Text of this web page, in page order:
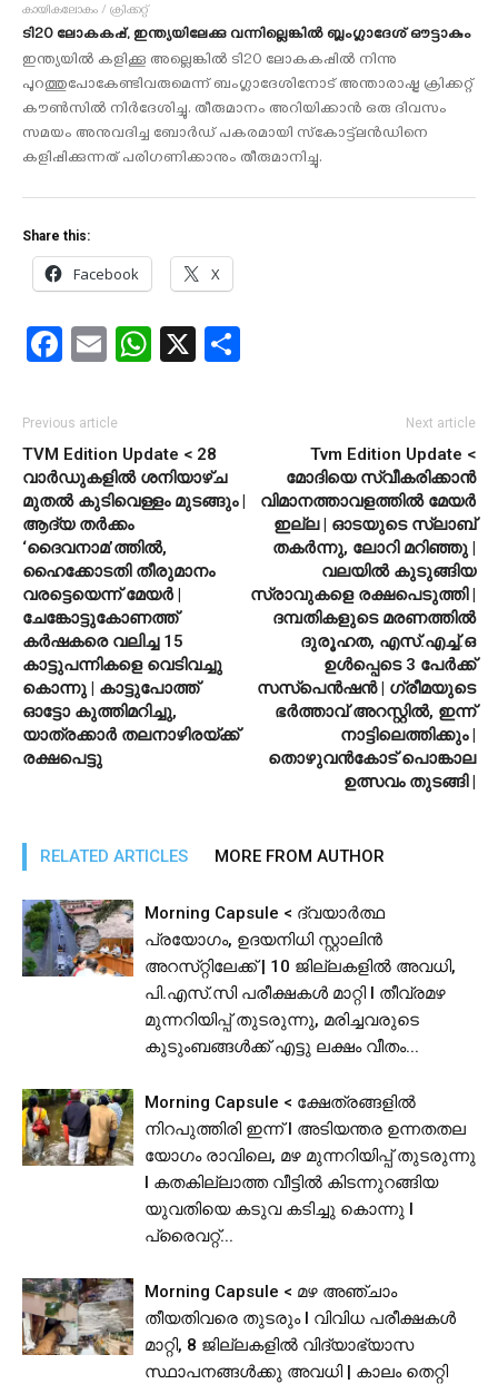
കായികലോകം / ക്രിക്കറ്റ്
ടി20 ലോകകപ്പ്, ഇന്ത്യയിലേക്കു വന്നില്ലെങ്കില്‍ ബ്ലംഗ്ലാദേശ് ഔട്ടാകും
ഇന്ത്യയില്‍ കളിക്കൂ അല്ലെങ്കില്‍ ടി20 ലോകകപ്പില്‍ നിന്നു
പുറത്തുപോകേണ്ടിവരുമെന്ന് ബംഗ്ലാദേശിനോട് അന്താരാഷ്ട്ര ക്രിക്കറ്റ്
കൗണ്‍സില്‍ നിര്‍ദേശിച്ചു. തീരുമാനം അറിയിക്കാന്‍ ഒരു ദിവസം
സമയം അനുവദിച്ച ബോര്‍ഡ് പകരമായി സ്‌കോട്ട്‌ലന്‍ഡിനെ
കളിപ്പിക്കുന്നത് പരിഗണിക്കാനും തീരുമാനിച്ചു.
Share this:
Facebook X
Facebook
EmailWhatsApp
X
Previous article
TVM Edition Update < 28
വാര്‍ഡുകളില്‍ ശനിയാഴ്ച
മുതല്‍ കുടിവെള്ളം മുടങ്ങും |
ആദ്യ തര്‍ക്കം
‘ദൈവനാമ’ത്തില്‍,
ഹൈക്കോടതി തീരുമാനം
വരട്ടെയെന്ന് മേയര്‍ |
ചേങ്കോട്ടുകോണത്ത്
കര്‍ഷകരെ വലിച്ച 15
കാട്ടുപന്നികളെ വെടിവച്ചു
കൊന്നു | കാട്ടുപോത്ത്
ഓട്ടോ കുത്തിമറിച്ചു,
യാത്രക്കാര്‍ തലനാഴിരയ്ക്ക്
രക്ഷപെട്ടു
Next article
Tvm Edition Update <
മോദിയെ സ്വീകരിക്കാന്‍
വിമാനത്താവളത്തില്‍ മേയര്‍
ഇല്ല | ഓടയുടെ സ്ലാബ്
തകര്‍ന്നു, ലോറി മറിഞ്ഞു |
വലയില്‍ കുടുങ്ങിയ
സ്രാവുകളെ രക്ഷപെടുത്തി |
ദമ്പതികളുടെ മരണത്തില്‍
ദുരൂഹത, എസ്.എച്ച്.ഒ
ഉള്‍പ്പെടെ 3 പേര്‍ക്ക്
സസ്‌പെന്‍ഷന്‍ | ഗ്രീമയുടെ
ഭര്‍ത്താവ് അറസ്റ്റില്‍, ഇന്ന്
നാട്ടിലെത്തിക്കും |
തൊഴുവന്‍കോട് പൊങ്കാല
ഉത്സവം തുടങ്ങി |
RELATED ARTICLES MORE FROM AUTHOR
Morning Capsule < ദ്വയാർത്ഥ
പ്രയോഗം, ഉദയനിധി സ്റ്റാലിൻ
അറസ്‌റ്റിലേക്ക് | 10 ജില്ലകളിൽ അവധി,
പി.​​​എ​​​സ്.​​​സി​​​ ​​​പ​​​രീ​​​ക്ഷ​​​ക​​​ൾ​​​ ​​​മാ​​​റ്റി I തീവ്രമഴ
മുന്നറിയിപ്പ് തുടരുന്നു, മരിച്ചവരുടെ
കുടുംബങ്ങൾക്ക് എട്ടു ലക്ഷം വീതം...
Morning Capsule < ക്ഷേത്രങ്ങളിൽ
നിറപുത്തിരി ഇന്ന് l അടിയന്തര ഉന്നതതല
യോഗം രാവിലെ, മഴ മുന്നറിയിപ്പ് തുടരുന്നു
I കതകില്ലാത്ത വീട്ടില്‍ കിടന്നുറങ്ങിയ
യുവതിയെ കടുവ കടിച്ചു കൊന്നു l
പ്രൈവറ്റ്...
Morning Capsule < മഴ അഞ്ചാം
തീയതിവരെ തുടരും I വിവിധ പരീക്ഷകൾ
മാറ്റി, 8 ജില്ലകളിൽ വിദ്യാഭ്യാസ
സ്ഥാപനങ്ങള്‍ക്കു അവധി | കാലം തെറ്റി